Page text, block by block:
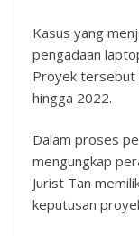
Kasus yang
pengadaan
Proyek tersebut
hingga 2022.
Dalam proses
mengungkap
Jurist Tan
keputusan